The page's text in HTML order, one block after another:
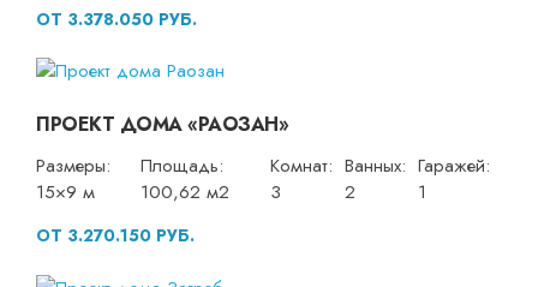
ОТ 3.378.050 РУБ.
ПРОЕКТ ДОМА «РАОЗАН»
Размеры:
15×9 м
Площадь:
100,62 м2
Комнат:
3
Ванных:
2
Гаражей:
1
ОТ 3.270.150 РУБ.